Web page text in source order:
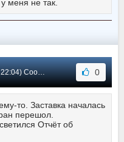
меня не так.
#1 0
то. Заставка началась
перешол.
Отчёт об